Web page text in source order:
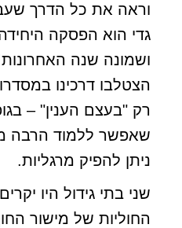
וראה את כל הדרך
גדי הוא הפסקה
ושמונה שנה
הצטלבו דרכינו
רק "בעצם הענין" –
שאפשר ללמוד הרבה
ניתן להפיק מרגליות.
שני בתי גידול היו
החוליות של מישור